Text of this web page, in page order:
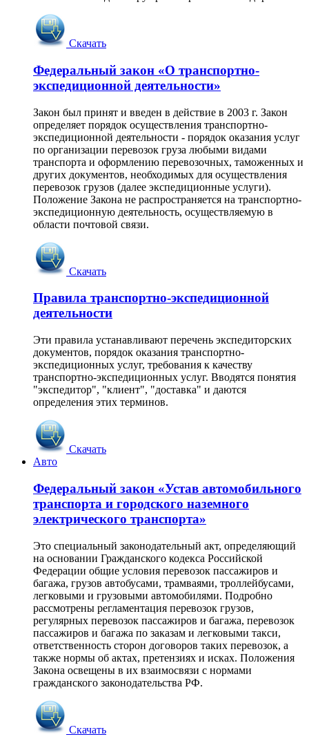
Скачать
Федеральный закон «О транспортно-
экспедиционной деятельности»
Закон был принят и введен в действие в 2003 г. Закон
определяет порядок осуществления транспортно-
экспедиционной деятельности - порядок оказания услуг
по организации перевозок груза любыми видами
транспорта и оформлению перевозочных, таможенных и
других документов, необходимых для осуществления
перевозок грузов (далее экспедиционные услуги).
Положение Закона не распространяется на транспортно-
экспедиционную деятельность, осуществляемую в
области почтовой связи.
Скачать
Правила транспортно-экспедиционной
деятельности
Эти правила устанавливают перечень экспедиторских
документов, порядок оказания транспортно-
экспедиционных услуг, требования к качеству
транспортно-экспедиционных услуг. Вводятся понятия
"экспедитор", "клиент", "доставка" и даются
определения этих терминов.
Скачать
Авто
Федеральный закон «Устав автомобильного
транспорта и городского наземного
электрического транспорта»
Это специальный законодательный акт, определяющий
на основании Гражданского кодекса Российской
Федерации общие условия перевозок пассажиров и
багажа, грузов автобусами, трамваями, троллейбусами,
легковыми и грузовыми автомобилями. Подробно
рассмотрены регламентация перевозок грузов,
регулярных перевозок пассажиров и багажа, перевозок
пассажиров и багажа по заказам и легковыми такси,
ответственность сторон договоров таких перевозок, а
также нормы об актах, претензиях и исках. Положения
Закона освещены в их взаимосвязи с нормами
гражданского законодательства РФ.
Скачать